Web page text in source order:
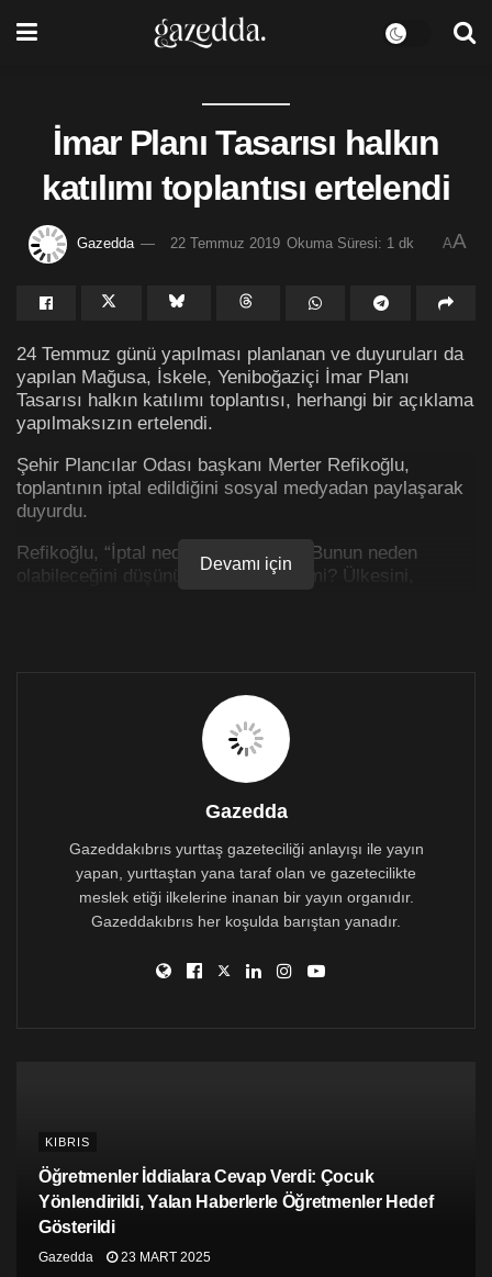
İmar Planı Tasarısı halkın
katılımı toplantısı ertelendi
Gazedda 22 Temmuz 2019 Okuma Süresi: 1 dk AA
24 Temmuz günü yapılması planlanan ve duyuruları da
yapılan Mağusa, İskele, Yeniboğaziçi İmar Planı
Tasarısı halkın katılımı toplantısı, herhangi bir açıklama
yapılmaksızın ertelendi.
Şehir Plancılar Odası başkanı Merter Refikoğlu,
toplantının iptal edildiğini sosyal medyadan paylaşarak
duyurdu.
Refikoğlu, “İptal nedeni belirtilmedi. Bunun neden
olabileceğini düşünüyorsunuz değil mi? Ülkesini,
Müdürü üstlerinde hiç bir baskı yok demişti geçtiğimiz
Devamı için
Gazedda
Gazeddakıbrıs yurttaş gazeteciliği anlayışı ile yayın
yapan, yurttaştan yana taraf olan ve gazetecilikte
meslek etiği ilkelerine inanan bir yayın organıdır.
Gazeddakıbrıs her koşulda barıştan yanadır.
KIBRIS
Öğretmenler İddialara Cevap Verdi: Çocuk
Yönlendirildi, Yalan Haberlerle Öğretmenler Hedef
Gösterildi
Gazedda 23 MART 2025